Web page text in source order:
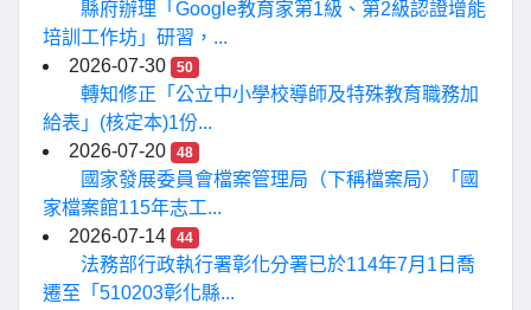
縣府辦理「Google教育家第1級、第2級認證增能
培訓工作坊」研習，...
2026-07-30
50
轉知修正「公立中小學校導師及特殊教育職務加
給表」(核定本)1份...
2026-07-20
48
國家發展委員會檔案管理局（下稱檔案局）「國
家檔案館115年志工...
2026-07-14
44
法務部行政執行署彰化分署已於114年7月1日喬
遷至「510203彰化縣...